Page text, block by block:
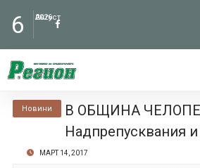
6 Август
2026
Новини
В ОБЩИНА
Надпрепусквания
МАРТ 14, 2017